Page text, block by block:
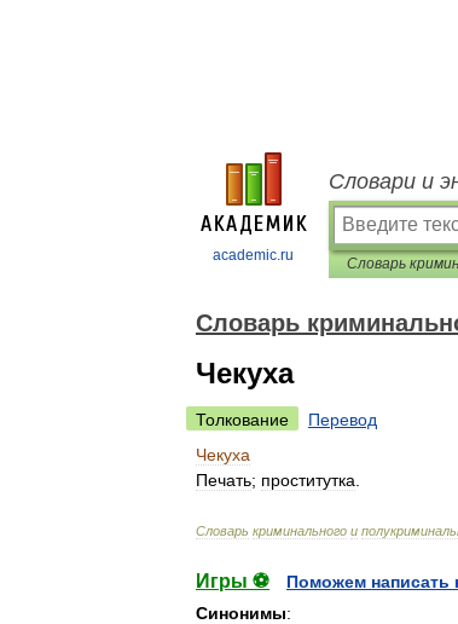
academic.ru
Словари и
Словарь
Чекуха
Толкование
Перевод
Чекуха
Печать; проститутка
Словарь криминального и
Игры ⚽
Поможем написать
Синонимы: